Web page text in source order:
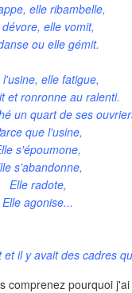
elle ribambelle,
elle vomit,
ou elle gémit.
l'usine, elle fatigue,
et ronronne au ralenti.
un quart de ses
que l'usine,
s'époumone,
s'abandonne,
Elle radote,
Elle agonise...
il y avait des cadres
comprenez pourquoi